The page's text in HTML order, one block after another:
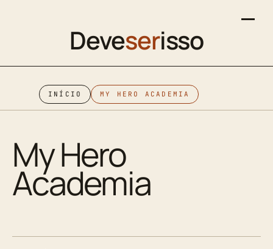
Deveserisso
INÍCIO MY HERO ACADEMIA
My Hero
Academia